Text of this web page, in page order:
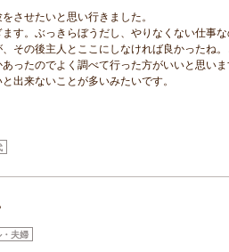
させたいと思い行きました。
す。ぶっきらぼうだし、やりなくない仕事な
その後主人とここにしなければ良かったね。
ったのでよく調べて行った方がいいと思いま
出来ないことが多いみたいです。
・夫婦